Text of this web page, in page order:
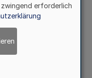
erforderlich